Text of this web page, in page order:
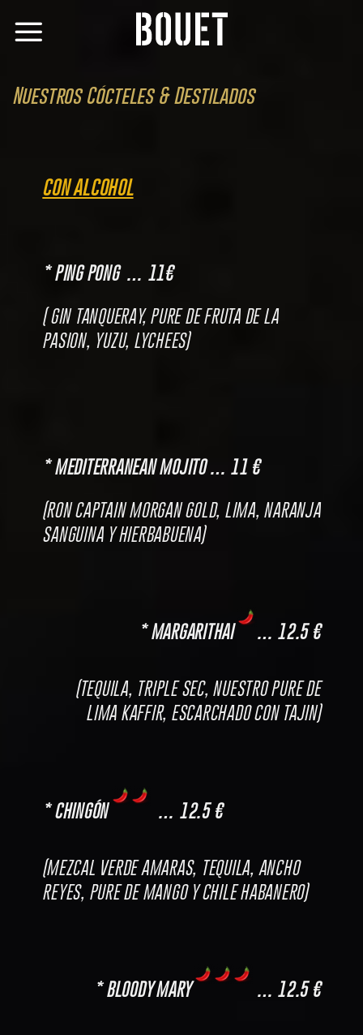
Nuestros Cócteles & Destilados
CON ALCOHOL
* PING PONG … 11€
( GIN TANQUERAY, PURE DE FRUTA DE LA
PASION, YUZU, LYCHEES)
* MEDITERRANEAN MOJITO … 11 €
(RON CAPTAIN MORGAN GOLD, LIMA, NARANJA
SANGUINA Y HIERBABUENA)
* MARGARITHAI … 12.5 €
(TEQUILA, TRIPLE SEC, NUESTRO PURE DE
LIMA KAFFIR, ESCARCHADO CON TAJIN)
* CHINGÓN … 12.5 €
(MEZCAL VERDE AMARAS, TEQUILA, ANCHO
REYES, PURE DE MANGO Y CHILE HABANERO)
* BLOODY MARY … 12.5 €